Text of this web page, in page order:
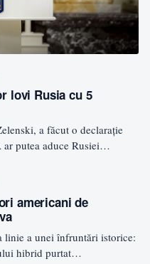
lovi Rusia cu 5
a făcut o declarație
putea aduce Rusiei
americani de
linie a unei înfruntări istorice:
hibrid purtat…